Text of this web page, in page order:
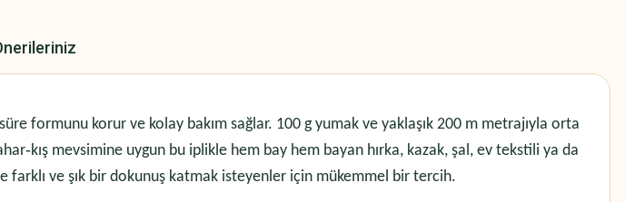
formunu korur ve kolay bakım sağlar. 100 g yumak ve yaklaşık 200 m metrajıyla orta
mevsimine uygun bu iplikle hem bay hem bayan hırka, kazak, şal, ev tekstili ya da
ve şık bir dokunuş katmak isteyenler için mükemmel bir tercih.